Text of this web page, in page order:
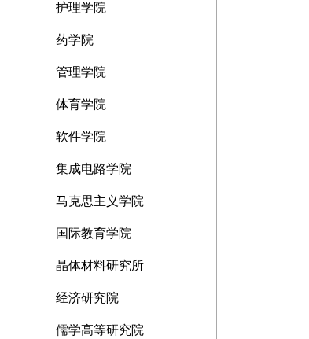
护理学院
药学院
管理学院
体育学院
软件学院
集成电路学院
马克思主义学院
国际教育学院
晶体材料研究所
经济研究院
儒学高等研究院